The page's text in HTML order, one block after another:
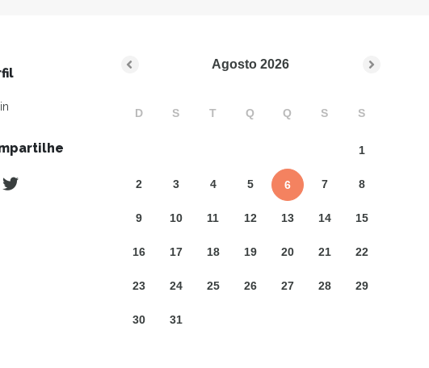
Agosto 2026
D S T Q Q S S
1
2 3 4 5 6 7 8
9 10 11 12 13 14 15
16 17 18 19 20 21 22
23 24 25 26 27 28 29
30 31